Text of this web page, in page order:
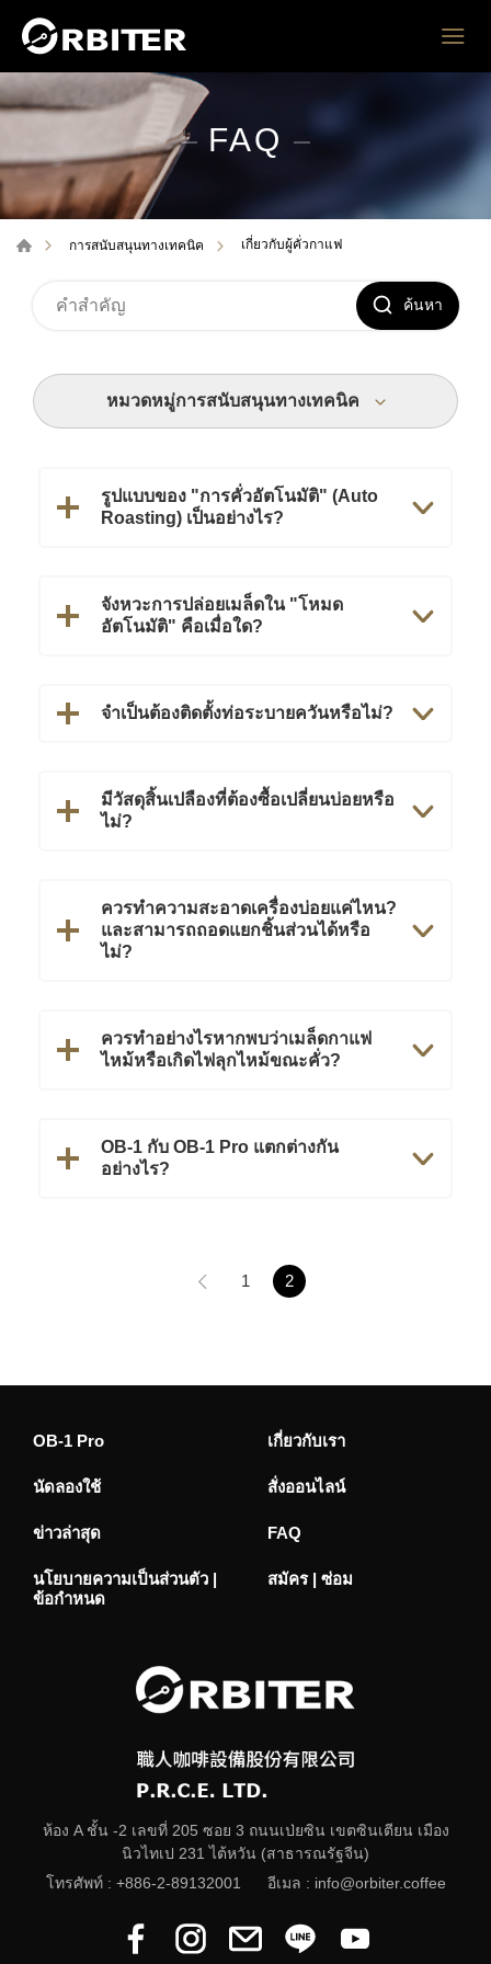
FAQ
การสนับสนุนทางเทคนิค เกี่ยวกับผู้คั่วกาแฟ
ค้นหา
หมวดหมู่การสนับสนุนทางเทคนิค
รูปแบบของ "การคั่วอัตโนมัติ" (Auto
Roasting) เป็นอย่างไร?
จังหวะการปล่อยเมล็ดใน "โหมด
อัตโนมัติ" คือเมื่อใด?
จำเป็นต้องติดตั้งท่อระบายควันหรือไม่?
มีวัสดุสิ้นเปลืองที่ต้องซื้อเปลี่ยนบ่อยหรือ
ไม่?
ควรทำความสะอาดเครื่องบ่อยแค่ไหน?
และสามารถถอดแยกชิ้นส่วนได้หรือ
ไม่?
ควรทำอย่างไรหากพบว่าเมล็ดกาแฟ
ไหม้หรือเกิดไฟลุกไหม้ขณะคั่ว?
OB-1 กับ OB-1 Pro แตกต่างกัน
อย่างไร?
1 2
OB-1 Pro เกี่ยวกับเรา
นัดลองใช้ สั่งออนไลน์
ข่าวล่าสุด FAQ
นโยบายความเป็นส่วนตัว |
ข้อกำหนด
สมัคร | ซ่อม
ห้อง A ชั้น -2 เลขที่ 205 ซอย 3 ถนนเป่ยซิน เขตซินเตียน เมือง
นิวไทเป 231 ไต้หวัน (สาธารณรัฐจีน)
โทรศัพท์ : +886-2-89132001 อีเมล : info@orbiter.coffee